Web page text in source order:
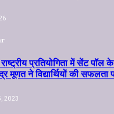
प्रतियोगिता में सेंट पॉल
मूणत ने विद्यार्थियों की सफलता
2023